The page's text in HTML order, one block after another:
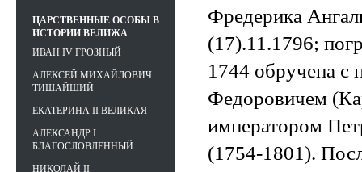
Фредерика
(17).11.1796;
1744 обручена с
Федоровичем
императором
(1754-1801).
ЦАРСТВЕННЫЕ ОСОБЫ В
ИСТОРИИ ВЕЛИЖА
ИВАН IV ГРОЗНЫЙ
АЛЕКСЕЙ МИХАЙЛОВИЧ
ТИШАЙШИЙ
ЕКАТЕРИНА II ВЕЛИКАЯ
АЛЕКСАНДР I
БЛАГОСЛОВЛЕННЫЙ
НИКОЛАЙ II